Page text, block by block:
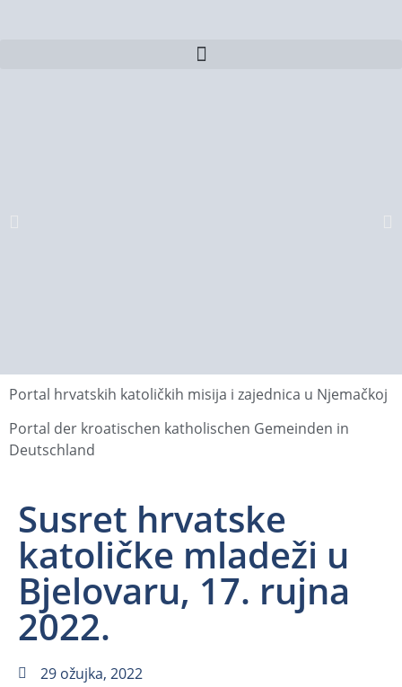
Portal hrvatskih katoličkih misija i zajednica u Njemačkoj
Portal der kroatischen katholischen Gemeinden in
Deutschland
Susret hrvatske
katoličke mladeži u
Bjelovaru, 17. rujna
2022.
29 ožujka, 2022